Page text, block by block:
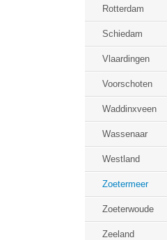
Rotterdam
Schiedam
Vlaardingen
Voorschoten
Waddinxveen
Wassenaar
Westland
Zoetermeer
Zoeterwoude
Zeeland